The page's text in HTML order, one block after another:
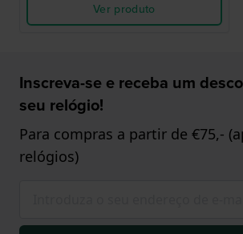
Ver produto
Inscreva-se e receba um
seu relógio!
Para compras a partir de €75,-
relógios)